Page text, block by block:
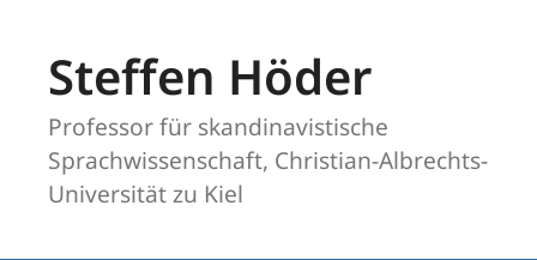
springenSteffen Höder
Professor für skandinavistische
Sprachwissenschaft, Christian-Albrechts-
Universität zu Kiel